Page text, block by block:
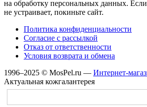
на обработку персональных данных.
не устраивает, покиньте сайт.
Политика конфиденциальности
Согласие с рассылкой
Отказ от ответственности
Условия возврата и обмена
1996–2025 © MosPel.ru — Интернет-
Актуальная кожгалантерея